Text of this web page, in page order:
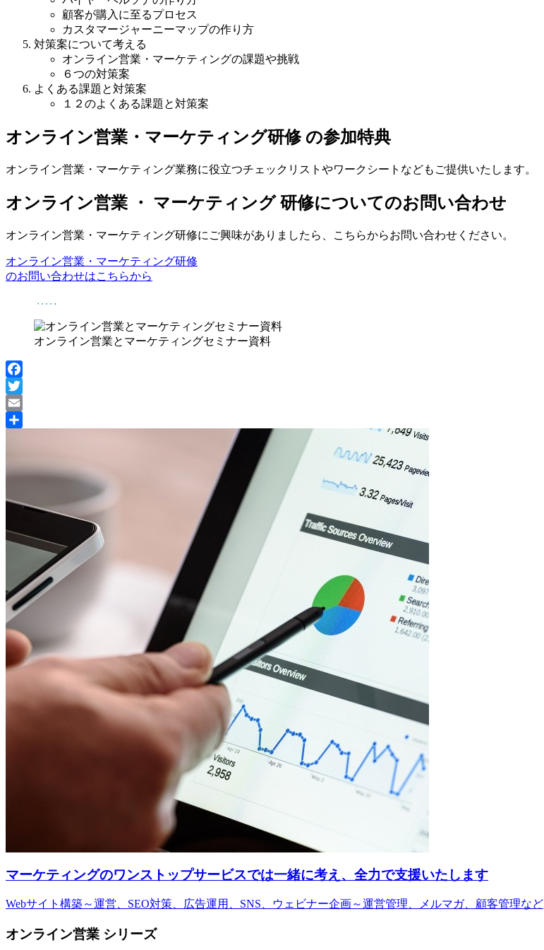
顧客が購入に至るプロセス
カスタマージャーニーマップの作り方
対策案について考える
オンライン営業・マーケティングの課題や挑戦
６つの対策案
よくある課題と対策案
１２のよくある課題と対策案
オンライン営業・マーケティング研修 の参加特典
オンライン営業・マーケティング業務に役立つチェックリストやワークシートなどもご提供いたします。
オンライン営業 ・ マーケティング 研修についてのお問い合わせ
オンライン営業・マーケティング研修にご興味がありましたら、こちらからお問い合わせください。
オンライン営業・マーケティング研修
のお問い合わせはこちらから
オンライン営業とマーケティングセミナー資料
Facebook
Twitter
Email
マーケティングのワンストップサービスでは一緒に考え、全力で支援いたします
Webサイト構築～運営、SEO対策、広告運用、SNS、ウェビナー企画～運営管理、メルマガ、顧客管理など
オンライン営業 シリーズ